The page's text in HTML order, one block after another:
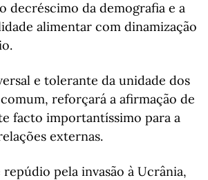
decréscimo da demografia e a
alimentar com dinamização
e tolerante da unidade dos
reforçará a afirmação de
facto importantíssimo para a
externas.
pela invasão à Ucrânia,